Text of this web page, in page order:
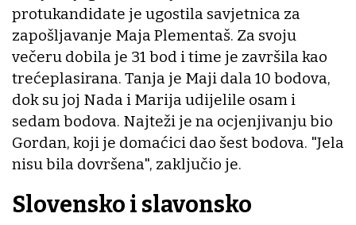
protukandidate je ugostila savjetnica za
zapošljavanje Maja Plementaš. Za svoju
večeru dobila je 31 bod i time je završila kao
trećeplasirana. Tanja je Maji dala 10 bodova,
dok su joj Nada i Marija udijelile osam i
sedam bodova. Najteži je na ocjenjivanju bio
Gordan, koji je domaćici dao šest bodova. "Jela
nisu bila dovršena", zaključio je.
Slovensko i slavonsko